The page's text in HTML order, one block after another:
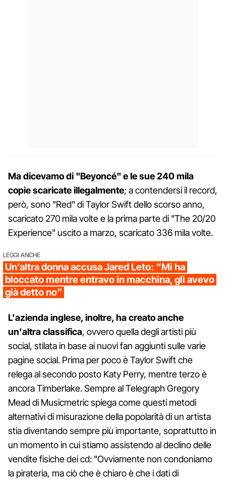
Ma dicevamo di "Beyoncé" e le sue 240 mila
copie scaricate illegalmente; a contendersi il record,
però, sono "Red" di Taylor Swift dello scorso anno,
scaricato 270 mila volte e la prima parte di "The 20/20
Experience" uscito a marzo, scaricato 336 mila volte.
LEGGI ANCHE
Un’altra donna accusa Jared Leto: “Mi ha
bloccato mentre entravo in macchina, gli avevo
già detto no”
L'azienda inglese, inoltre, ha creato anche
un'altra classifica, ovvero quella degli artisti più
social, stilata in base ai nuovi fan aggiunti sulle varie
pagine social. Prima per poco è Taylor Swift che
relega al secondo posto Katy Perry, mentre terzo è
ancora Timberlake. Sempre al Telegraph Gregory
Mead di Musicmetric spiega come questi metodi
alternativi di misurazione della popolarità di un artista
stia diventando sempre più importante, soprattutto in
un momento in cui stiamo assistendo al declino delle
vendite fisiche dei cd: "Ovviamente non condoniamo
la pirateria, ma ciò che è chiaro è che i dati di